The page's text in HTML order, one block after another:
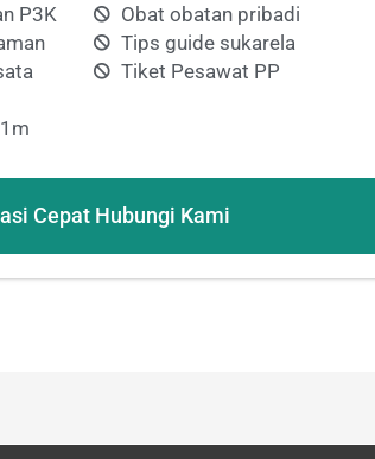
P3K
Obat obatan pribadi
Tips guide sukarela
Tiket Pesawat PP
Cepat Hubungi Kami